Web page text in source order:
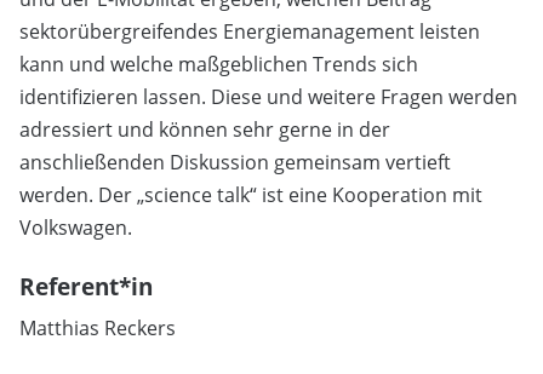
sektorübergreifendes Energiemanagement leisten
kann und welche maßgeblichen Trends sich
identifizieren lassen. Diese und weitere Fragen werden
adressiert und können sehr gerne in der
anschließenden Diskussion gemeinsam vertieft
werden. Der „science talk“ ist eine Kooperation mit
Volkswagen.
Referent*in
Matthias Reckers